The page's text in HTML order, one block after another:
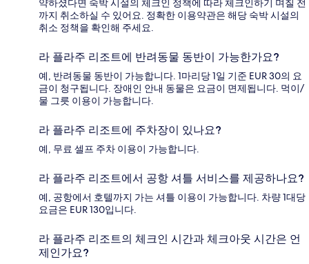
약하셨다면 숙박 시설의 체크인 정책에 따라 체크인하기 며칠 전
까지 취소하실 수 있어요. 정확한 이용약관은 해당 숙박 시설의
취소 정책을 확인해 주세요.
라 플라주 리조트에 반려동물 동반이 가능한가요?
예, 반려동물 동반이 가능합니다. 1마리당 1일 기준 EUR 30의 요
금이 청구됩니다. 장애인 안내 동물은 요금이 면제됩니다. 먹이/
물 그릇 이용이 가능합니다.
라 플라주 리조트에 주차장이 있나요?
예, 무료 셀프 주차 이용이 가능합니다.
라 플라주 리조트에서 공항 셔틀 서비스를 제공하나요?
예, 공항에서 호텔까지 가는 셔틀 이용이 가능합니다. 차량 1대당
요금은 EUR 130입니다.
라 플라주 리조트의 체크인 시간과 체크아웃 시간은 언
제인가요?